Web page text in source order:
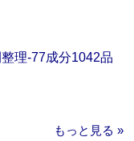
理‐77成分1042品
もっと見る »